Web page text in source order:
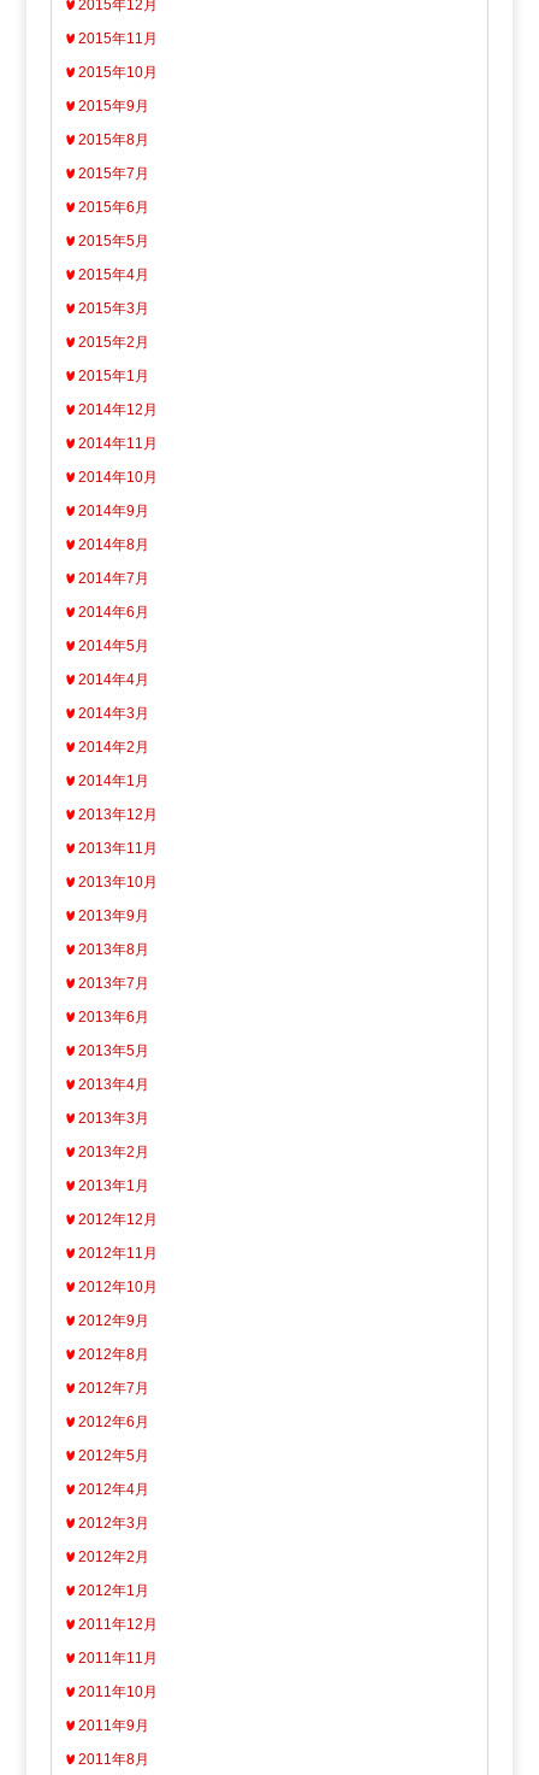
2015年12月
2015年11月
2015年10月
2015年9月
2015年8月
2015年7月
2015年6月
2015年5月
2015年4月
2015年3月
2015年2月
2015年1月
2014年12月
2014年11月
2014年10月
2014年9月
2014年8月
2014年7月
2014年6月
2014年5月
2014年4月
2014年3月
2014年2月
2014年1月
2013年12月
2013年11月
2013年10月
2013年9月
2013年8月
2013年7月
2013年6月
2013年5月
2013年4月
2013年3月
2013年2月
2013年1月
2012年12月
2012年11月
2012年10月
2012年9月
2012年8月
2012年7月
2012年6月
2012年5月
2012年4月
2012年3月
2012年2月
2012年1月
2011年12月
2011年11月
2011年10月
2011年9月
2011年8月